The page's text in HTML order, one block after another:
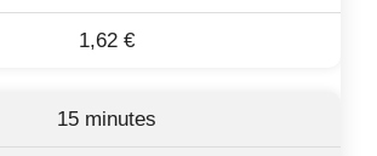
1,62 €
15 minutes